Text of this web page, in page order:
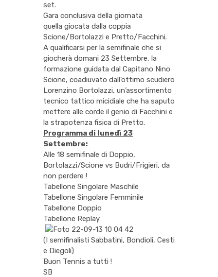
set.
Gara conclusiva della giornata
quella giocata dalla coppia
Scione/Bortolazzi e Pretto/Facchini.
A qualificarsi per la semifinale che si
giocherà domani 23 Settembre, la
formazione guidata dal Capitano Nino
Scione, coadiuvato dall’ottimo scudiero
Lorenzino Bortolazzi, un’assortimento
tecnico tattico micidiale che ha saputo
mettere alle corde il genio di Facchini e
la strapotenza fisica di Pretto.
Programma di lunedì 23
Settembre:
Alle 18 semifinale di Doppio,
Bortolazzi/Scione vs Budri/Frigieri, da
non perdere !
Tabellone Singolare Maschile
Tabellone Singolare Femminile
Tabellone Doppio
Tabellone Replay
(I semifinalisti Sabbatini, Bondioli, Cesti
e Diegoli)
Buon Tennis a tutti !
SB